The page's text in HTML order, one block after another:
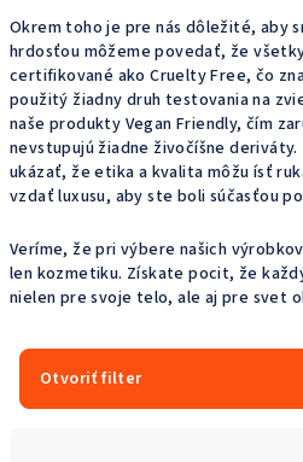
Okrem toho je pre nás dôležité, aby
hrdosťou môžeme povedať, že
certifikované ako Cruelty Free, čo
použitý žiadny druh testovania na
naše produkty Vegan Friendly, čím
nevstupujú žiadne živočíšne
ukázať, že etika a kvalita môžu ísť
vzdať luxusu, aby ste boli súčasťou
Veríme, že pri výbere našich
len kozmetiku. Získate pocit, že
nielen pre svoje telo, ale aj pre svet
Otvoriť filter